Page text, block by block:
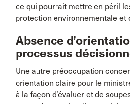
ce qui pourrait mettre en péril
protection environnementale et
Absence
processus
Une autre préoccupation
orientation claire pour le
à la façon d’évaluer et de